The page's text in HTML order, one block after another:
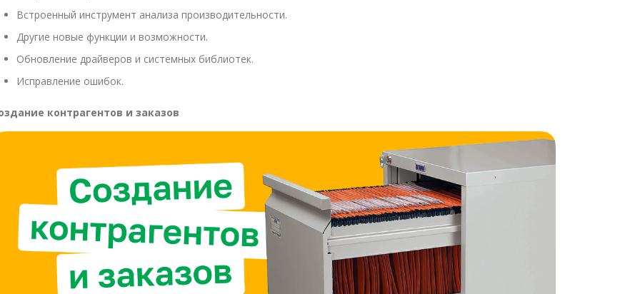
Встроенный инструмент анализа производительности.
Другие новые функции и возможности.
Обновление драйверов и системных библиотек.
Исправление ошибок.
контрагентов и заказов